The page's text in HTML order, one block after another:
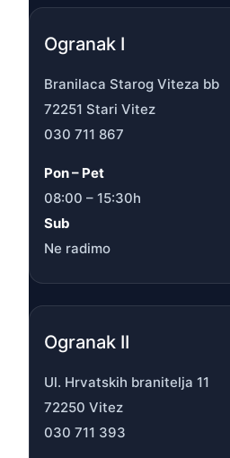
Ogranak I
Branilaca Starog Viteza bb
72251 Stari Vitez
030 711 867
Pon – Pet
08:00 – 15:30h
Sub
Ne radimo
Ogranak II
Ul. Hrvatskih branitelja 11
72250 Vitez
030 711 393